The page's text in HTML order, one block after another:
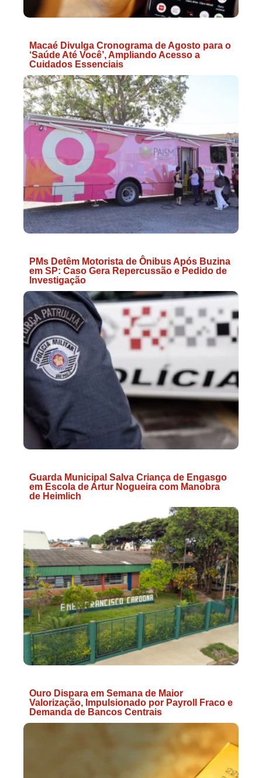
Macaé Divulga Cronograma de Agosto para o
‘Saúde Até Você’, Ampliando Acesso a
Cuidados Essenciais
PMs Detêm Motorista de Ônibus Após Buzina
em SP: Caso Gera Repercussão e Pedido de
Investigação
Guarda Municipal Salva Criança de Engasgo
em Escola de Artur Nogueira com Manobra
de Heimlich
Ouro Dispara em Semana de Maior
Valorização, Impulsionado por Payroll Fraco e
Demanda de Bancos Centrais